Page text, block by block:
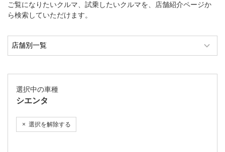
ご覧になりたいクルマ、試乗したいクルマを、店舗紹介ページか
ら検索していただけます。
選択中の車種
シエンタ
選択を解除する